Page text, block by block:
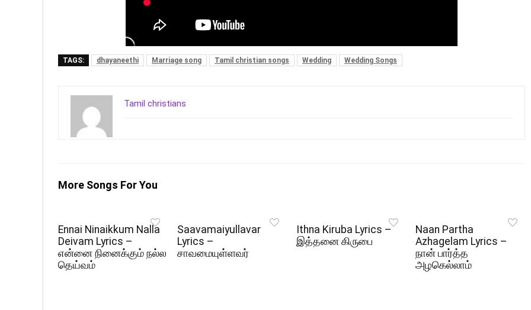
TAGS: dhayaneethi Marriage song Tamil christian songs Wedding Wedding Songs
Tamil christians
More Songs For You
Ennai Ninaikkum Nalla
Deivam Lyrics –
என்னை நினைக்கும் நல்ல
தெய்வம்
Saavamaiyullavar
Lyrics –
சாவமையுள்ளவர்
Ithna Kiruba Lyrics –
இத்தனை கிருபை
Naan Partha
Azhagelam Lyrics –
நான் பார்த்த
அழகெல்லாம்